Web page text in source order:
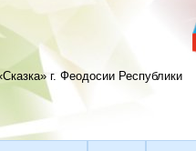
г. Феодосии Республики